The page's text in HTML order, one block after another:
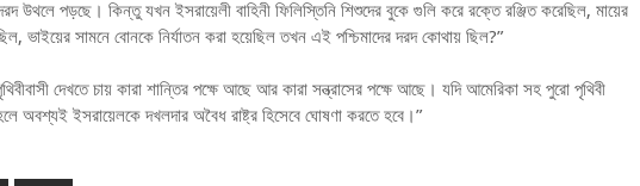
উথলে পড়ছে। কিন্তু যখন ইসরায়েলী বাহিনী ফিলিস্তিনি শিশুদের বুকে গুলি করে রক্তে রঞ্জিত করেছিল, মায়ের
ভাইয়ের সামনে বোনকে নির্যাতন করা হয়েছিল তখন এই পশ্চিমাদের দরদ কোথায় ছিল?”
দেখতে চায় কারা শান্তির পক্ষে আছে আর কারা সন্ত্রাসের পক্ষে আছে। যদি আমেরিকা সহ পুরো পৃথিবী
অবশ্যই ইসরায়েলকে দখলদার অবৈধ রাষ্ট্র হিসেবে ঘোষণা করতে হবে।”